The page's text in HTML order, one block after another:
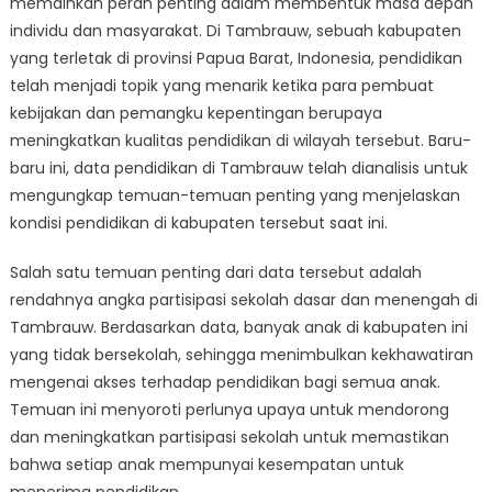
Data
Pendidikan
di
Tambrauw
individu dan masyarakat. Di Tambrauw, sebuah kabupaten
yang terletak di provinsi Papua Barat, Indonesia, pendidikan
telah menjadi topik yang menarik ketika para pembuat
kebijakan dan pemangku kepentingan berupaya
meningkatkan kualitas pendidikan di wilayah tersebut. Baru-
baru ini, data pendidikan di Tambrauw telah dianalisis untuk
mengungkap temuan-temuan penting yang menjelaskan
kondisi pendidikan di kabupaten tersebut saat ini.
Salah satu temuan penting dari data tersebut adalah
rendahnya angka partisipasi sekolah dasar dan menengah di
Tambrauw. Berdasarkan data, banyak anak di kabupaten ini
yang tidak bersekolah, sehingga menimbulkan kekhawatiran
mengenai akses terhadap pendidikan bagi semua anak.
Temuan ini menyoroti perlunya upaya untuk mendorong
dan meningkatkan partisipasi sekolah untuk memastikan
bahwa setiap anak mempunyai kesempatan untuk